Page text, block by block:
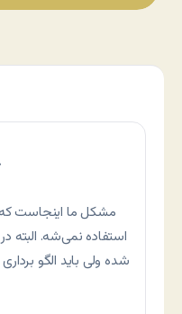
مشکل ما اینجاست
استفاده نمی‌شه. البته
شده ولی باید الگو